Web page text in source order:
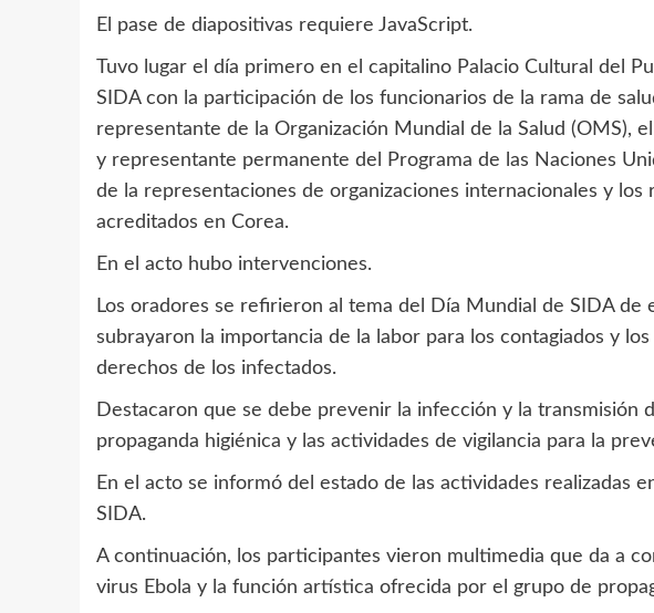
El pase de diapositivas requiere JavaScript.
Tuvo lugar el día primero en el capitalino Palacio Cultural del
SIDA con la participación de los funcionarios de la rama de
representante de la Organización Mundial de la Salud (OMS),
y representante permanente del Programa de las Naciones
de la representaciones de organizaciones internacionales y los
acreditados en Corea.
En el acto hubo intervenciones.
Los oradores se refirieron al tema del Día Mundial de SIDA de
subrayaron la importancia de la labor para los contagiados y
derechos de los infectados.
Destacaron que se debe prevenir la infección y la transmisión
propaganda higiénica y las actividades de vigilancia para la
En el acto se informó del estado de las actividades realizadas
SIDA.
A continuación, los participantes vieron multimedia que da a
virus Ebola y la función artística ofrecida por el grupo de